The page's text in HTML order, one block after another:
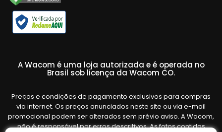
A Wacom é uma loja autorizada e é operada no
Brasil sob licença da Wacom CO.
Preços e condições de pagamento exclusivos para compras
via internet. Os preços anunciados neste site ou via e-mail
promocional podem ser alterados sem prévio aviso. A Wacom,
não é responsável por erros descritivos. As fotos contidas